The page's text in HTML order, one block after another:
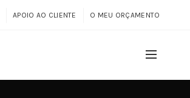
APOIO AO CLIENTE O MEU ORÇAMENTO